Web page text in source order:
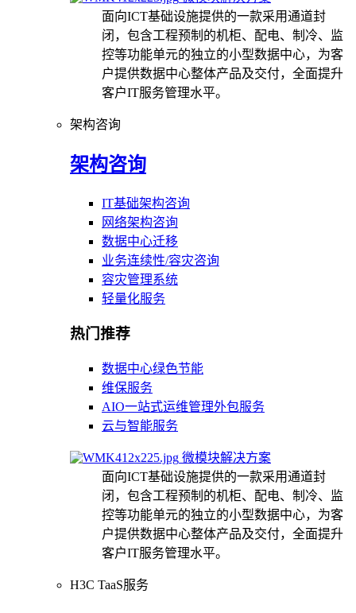
面向ICT基础设施提供的一款采用通道封
闭，包含工程预制的机柜、配电、制冷、监
控等功能单元的独立的小型数据中心，为客
户提供数据中心整体产品及交付，全面提升
客户IT服务管理水平。
架构咨询
架构咨询
IT基础架构咨询
网络架构咨询
数据中心迁移
业务连续性/容灾咨询
容灾管理系统
轻量化服务
热门推荐
数据中心绿色节能
维保服务
AIO一站式运维管理外包服务
云与智能服务
微模块解决方案
面向ICT基础设施提供的一款采用通道封
闭，包含工程预制的机柜、配电、制冷、监
控等功能单元的独立的小型数据中心，为客
户提供数据中心整体产品及交付，全面提升
客户IT服务管理水平。
H3C TaaS服务